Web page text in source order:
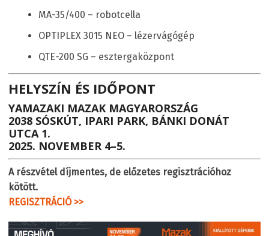
MA-35/400 – robotcella
OPTIPLEX 3015 NEO – lézervágógép
QTE-200 SG – esztergaközpont
HELYSZÍN ÉS IDŐPONT
YAMAZAKI MAZAK MAGYARORSZÁG
2038 SÓSKÚT, IPARI PARK, BÁNKI DONÁT
UTCA 1.
2025. NOVEMBER 4–5.
A részvétel díjmentes, de előzetes regisztrációhoz
kötött.
REGISZTRÁCIÓ >>